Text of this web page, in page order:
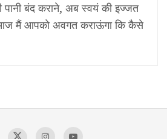
पानी बंद कराने, अब स्वयं की इज्जत
मैं आपको अवगत कराऊंगा कि कैसे